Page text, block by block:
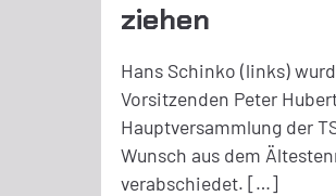
ziehen
Hans Schinko (links)
Vorsitzenden Peter
Hauptversammlung der
Wunsch aus dem
verabschiedet. […]